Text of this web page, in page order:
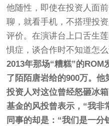
他随性，即使在投资人面
聊，就看手机，不搭理投
评价。在演讲台上口舌生
惧症，谈合作时不知道怎么
2013年那场“糟糕”的ROM
了陌陌唐岩给的900万。
投资人对这位曾经怒砸冰
基金的风投曾表示，“我非
同事的却是：“我们是一分